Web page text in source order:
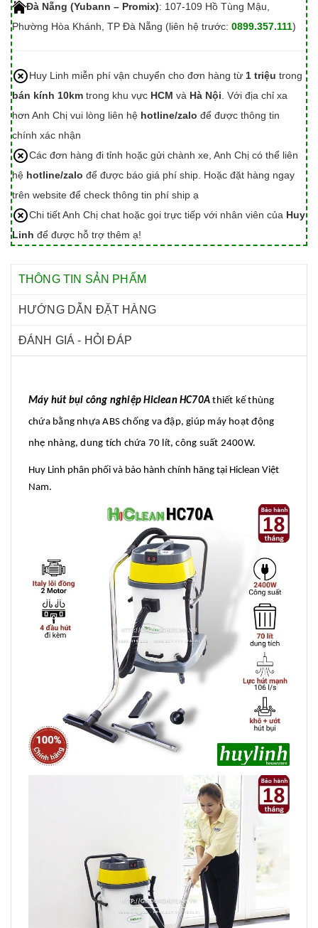
Đà Nẵng (Yubann – Promix): 107-109 Hồ Tùng Mậu,
Phường Hòa Khánh, TP Đà Nẵng (liên hệ trước: 0899.357.111)
Huy Linh miễn phí vận chuyển cho đơn hàng từ 1 triệu trong
bán kính 10km trong khu vực HCM và Hà Nội . Với địa chỉ xa
hơn Anh Chị vui lòng liên hệ hotline/zalo để được thông tin
chính xác nhận
Các đơn hàng đi tỉnh hoặc gửi chành xe, Anh Chị có thể liên
hệ hotline/zalo để được báo giá phí ship. Hoặc đặt hàng ngay
trên website để check thông tin phí ship ạ
Chi tiết Anh Chị chat hoặc gọi trực tiếp với nhân viên của Huy
Linh để được hỗ trợ thêm ạ!
THÔNG TIN SẢN PHẨM
HƯỚNG DẪN ĐẶT HÀNG
ĐÁNH GIÁ - HỎI ĐÁP
Máy hút bụi công nghiệp Hiclean HC70A thiết kế thùng
chứa bằng nhựa ABS chống va đập, giúp máy hoạt động
nhẹ nhàng, dung tích chứa 70 lít, công suất 2400W.
Huy Linh phân phối và bảo hành chính hãng tại Hiclean Việt
Nam.